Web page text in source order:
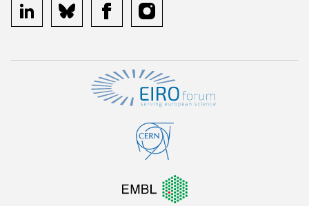
linkedin bluesky facebookinstagram